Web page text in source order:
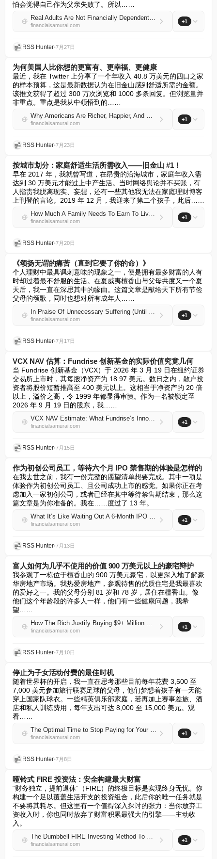
怕会觉得自己作为父亲失败了。所以……
Real Adults Are Not Financially Dependent On Their Parents (But That’s OK)
financialsamurai.com
+1
RSS Hunter•7月27日
为何美国人比你想的更富有、更幸福、更健康
最近，我在 Twitter 上分享了一个年收入 40.8 万美元的四口之家
的样本预算，这是最新数据认为在旧金山感到舒适所需的金额。
该推文获得了超过 300 万次浏览和 1000 多条回复。但浏览量并
非重点。重点是我从中领悟到的……
Why Americans Are Richer, Happier, And Healthier Than You Think
financialsamurai.com
+1
RSS Hunter•7月23日
按城市划分：家庭舒适生活所需收入——旧金山 #1！
早在 2017 年，我就曾写道，在昂贵的沿海城市，家庭年收入需
达到 30 万美元才能过上中产生活。当时网络舆论并不买账，有
人指责我脱离现实、妄想，还有一些其他我无法在家庭理财博客
上刊登的言论。2019 年 12 月，我迎来了第二个孩子，此后……
How Much A Family Needs To Earn To Live Comfortably By City: SF #1!
financialsamurai.com
+1
RSS Hunter•7月20日
《颂扬无谓的痛苦（直到它要了你的命）》
个人理财中最具讽刺意味的现象之一，便是拥有最多财富的人有
时却过着最不舒服的生活。在夏威夷檀香山与父母共度又一个夏
天后，我一直在深思其中的缘由。这篇文章是献给天下所有节俭
父母的颂歌，同时也想对所有成年人……
In Praise Of Unnecessary Suffering (Until It Does You In)
financialsamurai.com
+1
RSS Hunter•7月17日
VCX NAV 估算：Fundrise 创新基金的实际价值究竟几何
当 Fundrise 创新基金（VCX）于 2026 年 3 月 19 日在纽约证券
交易所上市时，其每股净资产为 18.97 美元。数日之内，散户投
资者将股价短暂推高至 400 美元以上。这相当于净资产的 20 倍
以上，溢价之高，令 1999 年都显得审慎。作为一名被锁定至
2026 年 9 月 19 日的股东，我……
VCX NAV Estimate: What Fundrise’s Innovation Fund Is Really Worth
financialsamurai.com
+1
RSS Hunter•7月15日
作为初创公司员工，等待六个月 IPO 禁售期的体验是怎样的
在我去世之前，我有一份完整的愿望清单想要完成。其中一项是
体验作为初创公司员工、且公司成功上市的感觉。如果你正在考
虑加入一家初创公司，或者已经在其中等待禁售期结束，那么这
篇文章是为你准备的。我在……度过了 13 年。
What It’s Like Waiting Out A 6-Month IPO Lockup As A Startup Employee
financialsamurai.com
+1
RSS Hunter•7月13日
富人如何为几乎不使用的价值 900 万美元以上的豪宅辩护
我参观了一栋位于檀香山的 900 万美元豪宅，以更深入地了解豪
华房地产市场。我热爱房地产，参观待售的优质住宅是我最喜欢
的爱好之一。我的父母分别 81 岁和 78 岁，居住在檀香山。像
他们这个年龄段的许多人一样，他们有一些健康问题，我希
望……
How The Rich Justify Buying $9+ Million Homes They Barely Use
financialsamurai.com
+1
RSS Hunter•7月10日
停止为子女活动付费的最佳时机
随着世界杯的开启，我一直在思考那些目前每年花费 3,500 至
7,000 美元参加旅行联赛足球的父母，他们梦想着孩子有一天能
穿上国家队球衣。一些精英俱乐部家庭，若再加上赛事差旅、酒
店和私人训练费用，每年支出可达 8,000 至 15,000 美元。观
看……
The Optimal Time to Stop Paying for Your Kids’ Activities
financialsamurai.com
+1
RSS Hunter•7月8日
哑铃式 FIRE 投资法：安全构建最大财富
“财务独立，提前退休”（FIRE）的终极目标是实现终身无忧。你
构建一个足以覆盖生活开支的投资组合，此后你的唯一任务就是
不要将其耗尽。但这里有一个值得深入探讨的张力：当你放弃工
资收入时，你也同时放弃了财富积累最强大的引擎——主动收
入。
The Dumbbell FIRE Investing Method To Safely Build Max Wealth
financialsamurai.com
+1